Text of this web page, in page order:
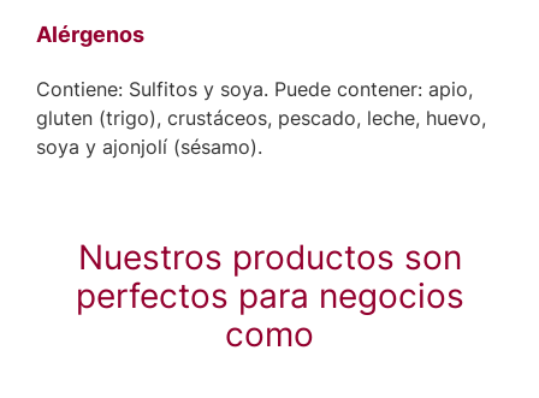
Alérgenos
Contiene: Sulfitos y soya. Puede contener: apio,
gluten (trigo), crustáceos, pescado, leche, huevo,
soya y ajonjolí (sésamo).
Nuestros productos son
perfectos para negocios
como